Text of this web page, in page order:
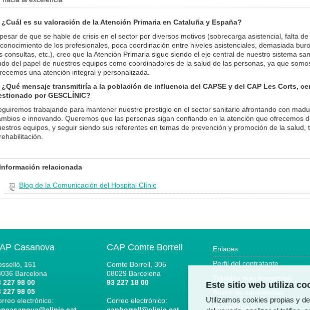
¿Cuál es su valoración de la Atención Primaria en Cataluña y España?
de que se hable de crisis en el sector por diversos motivos (sobrecarga asistencial, falta de
de los profesionales, poca coordinación entre niveles asistenciales, demasiada
consultas, etc.), creo que la Atención Primaria sigue siendo el eje central de nuestro sistema
del papel de nuestros equipos como coordinadores de la salud de las personas, ya que
una atención integral y personalizada.
¿Qué mensaje transmitiría a la población de influencia del CAPSE y del CAP Les Corts,
por GESCLÍNIC?
trabajando para mantener nuestro prestigio en el sector sanitario afrontando con
e innovando. Queremos que las personas sigan confiando en la atención que ofrecemos
equipos, y seguir siendo sus referentes en temas de prevención y promoción de la salud,
Información relacionada
Blog de la Comunicación del Hospital Clínic
Casanova
161
Barcelona
227 98 00
227 98 05
electrónico:
CAP Comte Borrell
Comte Borrell, 305
08029 Barcelona
93 227 18 00
Correo electrónico:
Enlaces
Perfil del contratante
Trámites más frecuentes
Buzón de sugerencias
Accesibilidad
Este sitio web utiliza
Utilizamos cookies propias y